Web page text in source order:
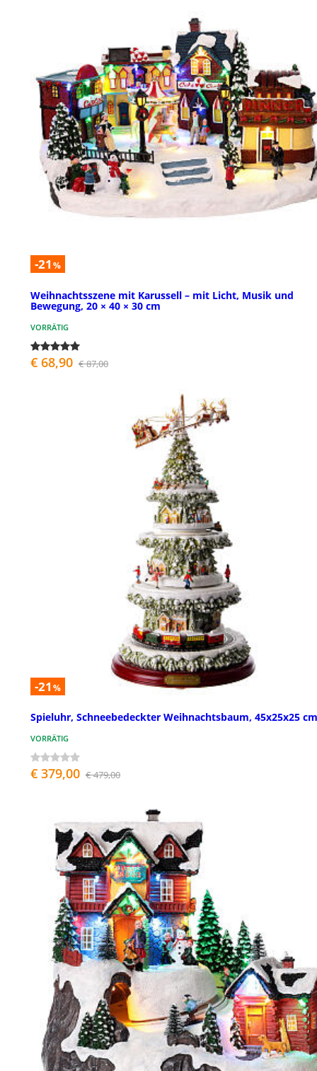
-21 %
Weihnachtsszene mit Karussell – mit Licht, Musik und
Bewegung, 20 × 40 × 30 cm
VORRÄTIG
€ 68,90 € 87,00
-21 %
Spieluhr, Schneebedeckter Weihnachtsbaum, 45x25x25 cm
VORRÄTIG
€ 379,00 € 479,00